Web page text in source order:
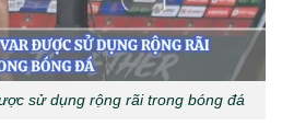
sử dụng rộng rãi trong bóng đá